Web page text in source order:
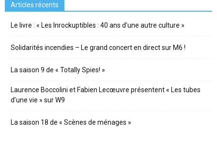
Articles récents
Le livre : « Les Inrockuptibles : 40 ans d’une autre culture »
Solidarités incendies – Le grand concert en direct sur M6 !
La saison 9 de « Totally Spies! »
Laurence Boccolini et Fabien Lecœuvre présentent « Les tubes
d’une vie » sur W9
La saison 18 de « Scènes de ménages »